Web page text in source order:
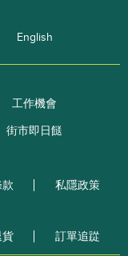
English
工作機會
街市即日餸
私隱政策
貨 訂單追踨